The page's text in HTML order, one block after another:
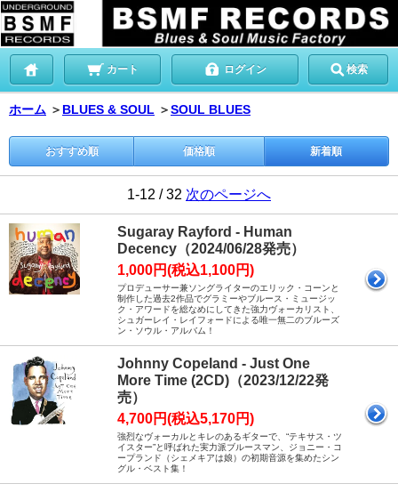
カート ログイン 検索
ホーム ＞ BLUES & SOUL ＞SOUL BLUES
おすすめ順 価格順 新着順
1-12 / 32 次のページへ
Sugaray Rayford - Human
Decency（2024/06/28発売）
1,000円(税込1,100円)
プロデューサー兼ソングライターのエリック・コーンと
制作した過去2作品でグラミーやブルース・ミュージッ
ク・アワードを総なめにしてきた強力ヴォーカリスト、
シュガーレイ・レイフォードによる唯一無二のブルーズ
ン・ソウル・アルバム！
Johnny Copeland - Just One
More Time (2CD)（2023/12/22発
売）
4,700円(税込5,170円)
強烈なヴォーカルとキレのあるギターで、“テキサス・ツ
イスター”と呼ばれた実力派ブルースマン、ジョニー・コ
ープランド（シェメキアは娘）の初期音源を集めたシン
グル・ベスト集！